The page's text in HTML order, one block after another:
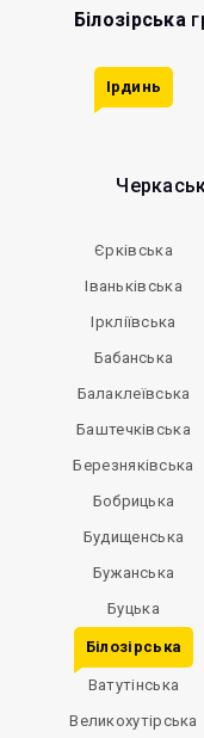
Білозірська
Ірдинь
Єрківська
Іваньківська
Іркліївська
Бабанська
Балаклеївська
Баштечківська
Березняківська
Бобрицька
Будищенська
Бужанська
Буцька
Білозірська
Ватутінська
Великохутірська